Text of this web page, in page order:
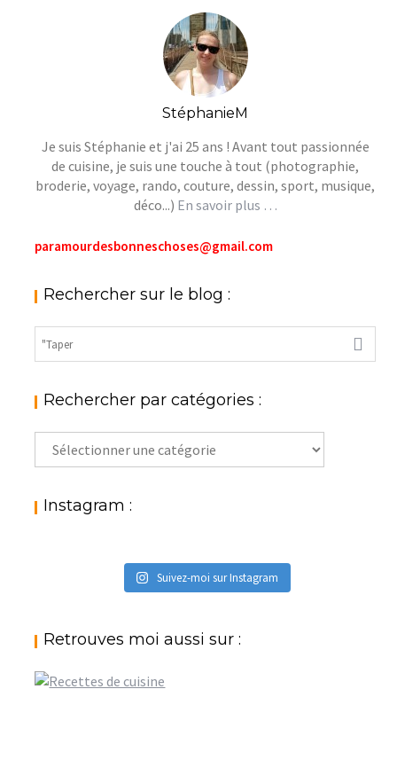
StéphanieM
Je suis Stéphanie et j'ai 25 ans ! Avant tout passionnée
de cuisine, je suis une touche à tout (photographie,
broderie, voyage, rando, couture, dessin, sport, musique,
déco...) En savoir plus …
paramourdesbonneschoses@gmail.com
Rechercher sur le blog :
Rechercher par catégories :
Rechercher
par
: Instagram :
Suivez-moi sur Instagram
Retrouves moi aussi sur :